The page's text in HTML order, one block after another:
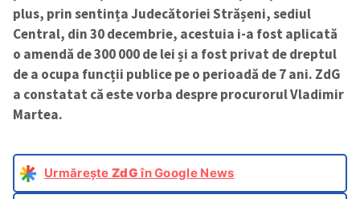
plus, prin sentința Judecătoriei Strășeni, sediul
Central, din 30 decembrie, acestuia i-a fost aplicată
o amendă de 300 000 de lei și a fost privat de dreptul
de a ocupa funcții publice pe o perioadă de 7 ani. ZdG
a constatat că este vorba despre procurorul Vladimir
Martea.
Urmărește ZdGîn Google News